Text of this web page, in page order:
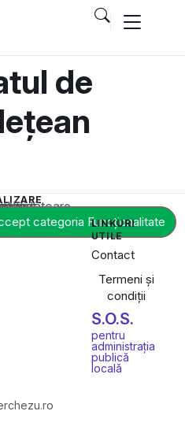
de
categoria Funcționalitate
LINKURI
UTILE
Contact
Termeni și
condiții
S.O.S.
pentru
administrația
publică
locală